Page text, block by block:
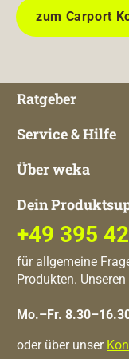
zum Carport
Ratgeber
Service & Hilfe
Über weka
Dein
+49 395
für allgemeine
Produkten.
Mo.–Fr.
oder über unser